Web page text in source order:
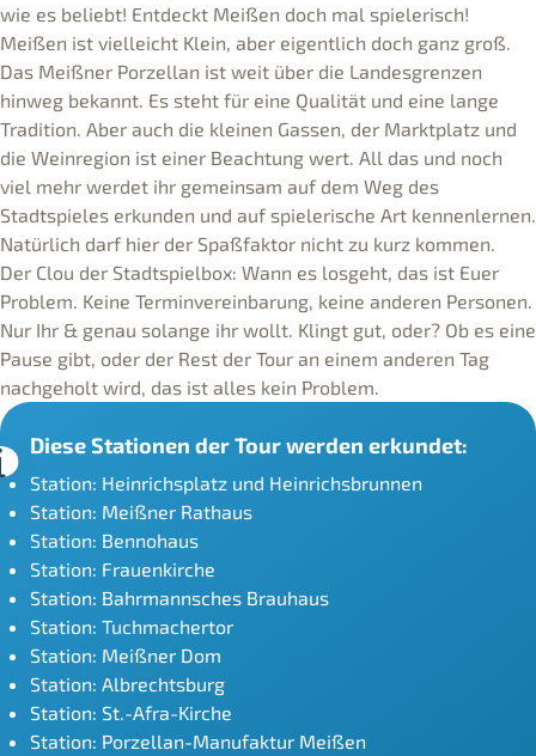
wie es beliebt! Entdeckt Meißen doch mal spielerisch!
Meißen ist vielleicht Klein, aber eigentlich doch ganz groß.
Das Meißner Porzellan ist weit über die Landesgrenzen
hinweg bekannt. Es steht für eine Qualität und eine lange
Tradition. Aber auch die kleinen Gassen, der Marktplatz und
die Weinregion ist einer Beachtung wert. All das und noch
viel mehr werdet ihr gemeinsam auf dem Weg des
Stadtspieles erkunden und auf spielerische Art kennenlernen.
Natürlich darf hier der Spaßfaktor nicht zu kurz kommen.
Der Clou der Stadtspielbox: Wann es losgeht, das ist Euer
Problem. Keine Terminvereinbarung, keine anderen Personen.
Nur Ihr & genau solange ihr wollt. Klingt gut, oder? Ob es eine
Pause gibt, oder der Rest der Tour an einem anderen Tag
nachgeholt wird, das ist alles kein Problem.
Diese Stationen der Tour werden erkundet:
Station: Heinrichsplatz und Heinrichsbrunnen
Station: Meißner Rathaus
Station: Bennohaus
Station: Frauenkirche
Station: Bahrmannsches Brauhaus
Station: Tuchmachertor
Station: Meißner Dom
Station: Albrechtsburg
Station: St.-Afra-Kirche
Station: Porzellan-Manufaktur Meißen